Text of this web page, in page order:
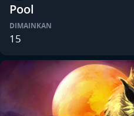
Pool
DIMAINKAN
15